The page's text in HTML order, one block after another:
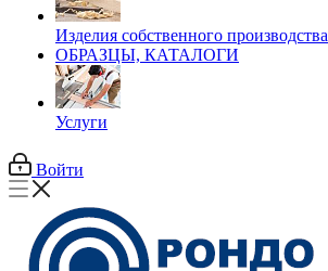
Изделия собственного производства
ОБРАЗЦЫ, КАТАЛОГИ
Услуги
Войти